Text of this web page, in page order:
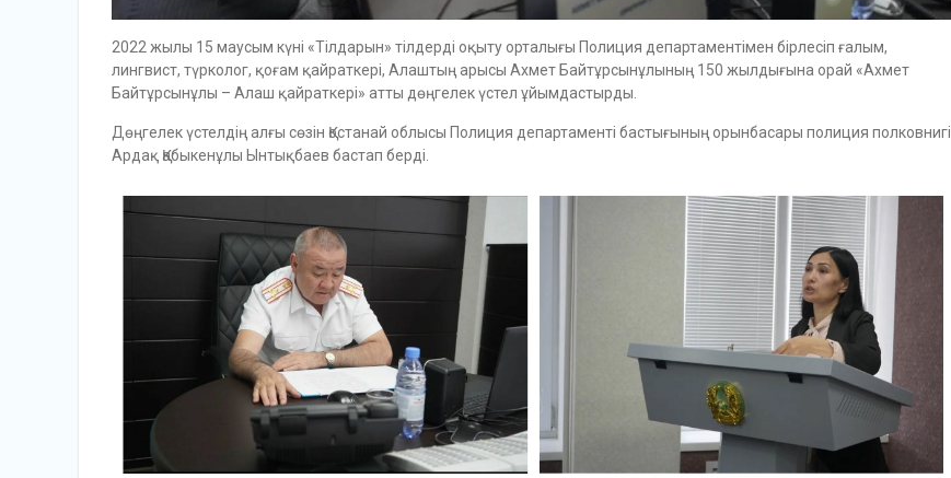
2022 жылы 15 маусым күні «Тілдарын» тілдерді оқыту орталығы Полиция департаментімен бірлесіп ғалым,
лингвист, түрколог, қоғам қайраткері, Алаштың арысы Ахмет Байтұрсынұлының 150 жылдығына орай «Ахмет
Байтұрсынұлы – Алаш қайраткері» атты дөңгелек үстел ұйымдастырды.
Дөңгелек үстелдің алғы сөзін Қостанай облысы Полиция департаменті бастығының орынбасары полиция полковнигі
Ардақ Қабыкенұлы Ынтықбаев бастап берді.